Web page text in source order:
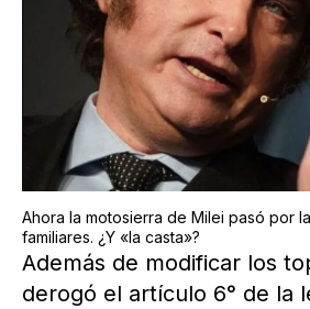
Ahora la motosierra de Milei pasó por
familiares. ¿Y «la casta»?
Además de modificar los
derogó el artículo 6° de la